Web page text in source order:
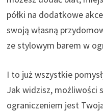
półki na dodatkowe
swoją własną
ze stylowym barem w
I to już wszystkie
Jak widzisz, możliwości
ograniczeniem jest